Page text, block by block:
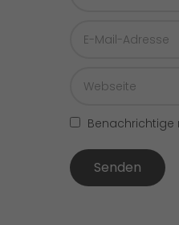
Benachrichtige
Senden